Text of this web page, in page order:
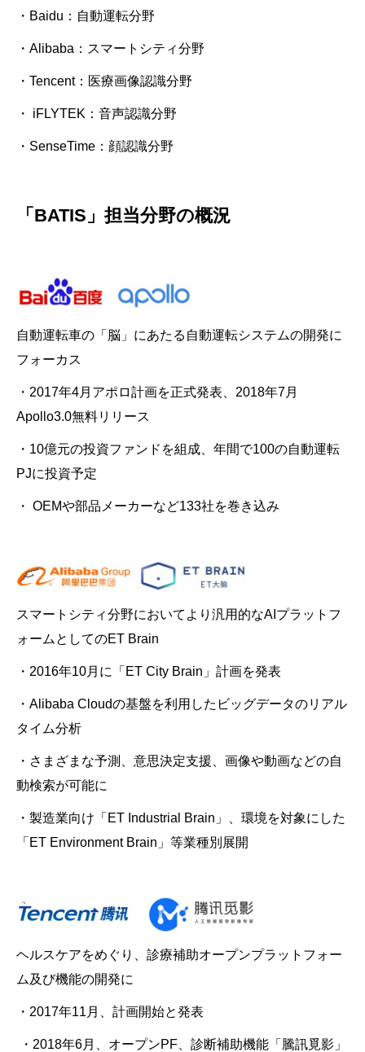
・Baidu：自動運転分野
・Alibaba：スマートシティ分野
・Tencent：医療画像認識分野
・ iFLYTEK：音声認識分野
・SenseTime：顔認識分野
「BATIS」担当分野の概況
自動運転車の「脳」にあたる自動運転システムの開発に
フォーカス
・2017年4月アポロ計画を正式発表、2018年7月
Apollo3.0無料リリース
・10億元の投資ファンドを組成、年間で100の自動運転
PJに投資予定
・ OEMや部品メーカーなど133社を巻き込み
スマートシティ分野においてより汎用的なAIプラットフ
ォームとしてのET Brain
・2016年10月に「ET City Brain」計画を発表
・Alibaba Cloudの基盤を利用したビッグデータのリアル
タイム分析
・さまざまな予測、意思決定支援、画像や動画などの自
動検索が可能に
・製造業向け「ET Industrial Brain」、環境を対象にした
「ET Environment Brain」等業種別展開
ヘルスケアをめぐり、診療補助オープンプラットフォー
ム及び機能の開発に
・2017年11月、計画開始と発表
・2018年6月、オープンPF、診断補助機能「騰訊覓影」